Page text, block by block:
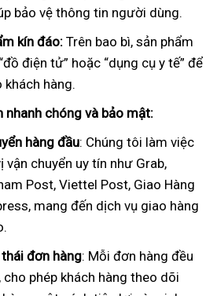
bảo vệ thông tin người dùng.
kín đáo: Trên bao bì, sản phẩm
điện tử” hoặc “dụng cụ y tế” để
hàng.
nhanh chóng và bảo mật:
hàng đầu: Chúng tôi làm việc
vận chuyển uy tín như Grab,
Post, Viettel Post, Giao Hàng
mang đến dịch vụ giao hàng
đơn hàng: Mỗi đơn hàng đều
cho phép khách hàng theo dõi